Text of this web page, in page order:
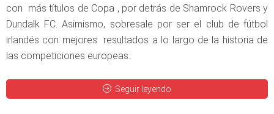
con más títulos de Copa , por detrás de Shamrock Rovers y
Dundalk FC. Asimismo, sobresale por ser el club de fútbol
irlandés con mejores resultados a lo largo de la historia de
las competiciones europeas.
Seguir leyendo